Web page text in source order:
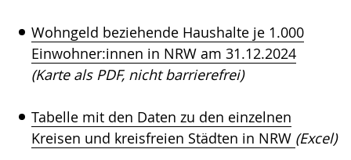
Wohngeld beziehende Haushalte je 1.000
Einwohner:innen in NRW am 31.12.2024
(Karte als PDF, nicht barrierefrei)
Tabelle mit den Daten zu den einzelnen
Kreisen und kreisfreien Städten in NRW (Excel)